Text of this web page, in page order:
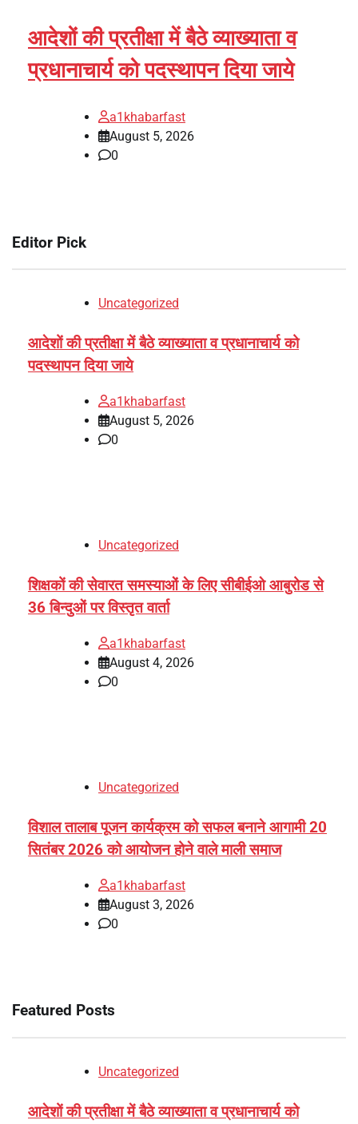
आदेशों की प्रतीक्षा में बैठे व्याख्याता व
प्रधानाचार्य को पदस्थापन दिया जाये
a1khabarfast
August 5, 2026
0
Editor Pick
Uncategorized
आदेशों की प्रतीक्षा में बैठे व्याख्याता व प्रधानाचार्य को
पदस्थापन दिया जाये
a1khabarfast
August 5, 2026
0
Uncategorized
शिक्षकों की सेवारत समस्याओं के लिए सीबीईओ आबुरोड से
36 बिन्दुओं पर विस्तृत वार्ता
a1khabarfast
August 4, 2026
0
Uncategorized
विशाल तालाब पूजन कार्यक्रम को सफल बनाने आगामी 20
सितंबर 2026 को आयोजन होने वाले माली समाज
a1khabarfast
August 3, 2026
0
Featured Posts
Uncategorized
आदेशों की प्रतीक्षा में बैठे व्याख्याता व प्रधानाचार्य को